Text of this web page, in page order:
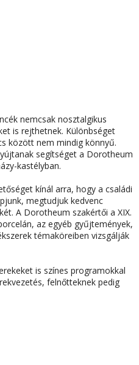
nemcsak nosztalgikus
is rejthetnek. Különbséget
között nem mindig könnyű.
segítséget a Dorotheum
kastélyban.
kínál arra, hogy a családi
megtudjuk kedvenc
A Dorotheum szakértői a XIX.
az egyéb gyűjtemények,
témaköreiben vizsgálják
is színes programokkal
felnőtteknek pedig